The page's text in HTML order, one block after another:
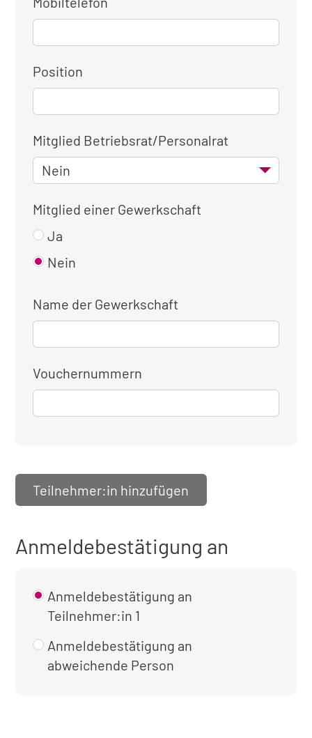
Position
Mitglied Betriebsrat/Personalrat
Mitglied einer Gewerkschaft
Ja
Nein
Name der Gewerkschaft
Vouchernummern
Teilnehmer:in hinzufügen
Anmeldebestätigung an
Anmeldebestätigung an
Teilnehmer:in 1
Anmeldebestätigung an
abweichende Person